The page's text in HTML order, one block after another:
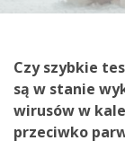
Czy szybkie
są w stanie
wirusów w
przeciwko